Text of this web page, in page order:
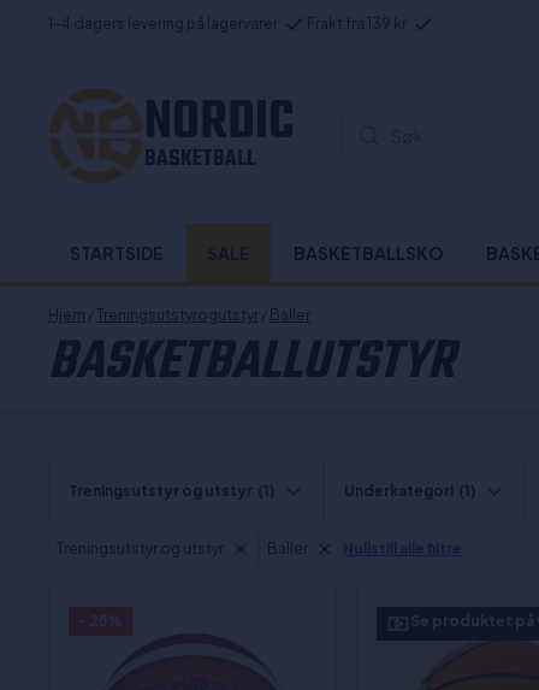
1-4 dagers levering på lagervarer Frakt fra 139 kr
NORDIC
BASKETBALL
STARTSIDE BASKETBALLSKO
Hjem / Treningsutstyrogutstyr / Baller
BASKETBALLUTSTYR
Se produktet på
Treningsutstyr og utstyr (1) Underkategori (1)
Treningsutstyr og utstyr Baller